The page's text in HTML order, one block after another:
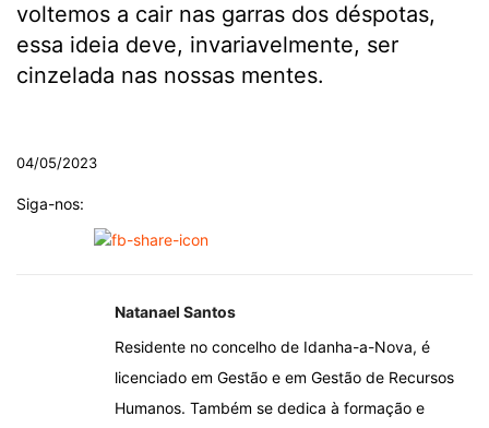
voltemos a cair nas garras dos déspotas,
essa ideia deve, invariavelmente, ser
cinzelada nas nossas mentes.
04/05/2023
Siga-nos:
Natanael Santos
Residente no concelho de Idanha-a-Nova, é
licenciado em Gestão e em Gestão de Recursos
Humanos. Também se dedica à formação e